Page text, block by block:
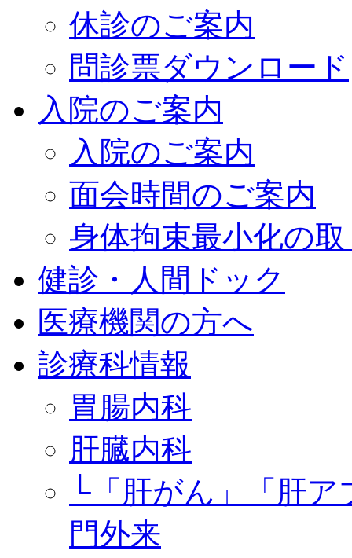
休診のご案内
問診票ダウンロード
入院のご案内
入院のご案内
面会時間のご案内
身体拘束最小化の
健診・人間ドック
医療機関の方へ
診療科情報
胃腸内科
肝臓内科
└「肝がん」「肝
門外来